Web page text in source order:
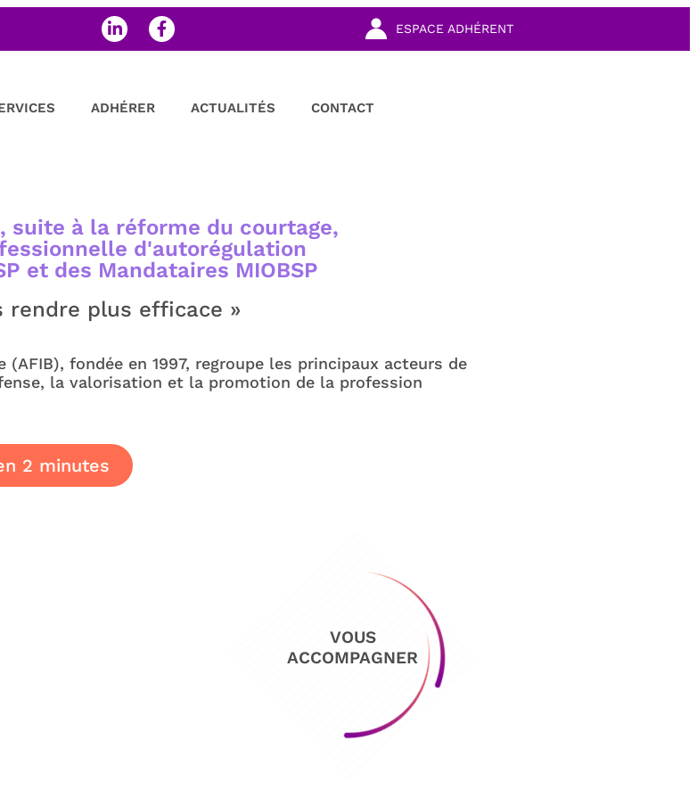
ESPACE ADHÉRENT
ADHÉRER ACTUALITÉS CONTACT
suite à la réforme du courtage,
d'autorégulation
et des Mandataires MIOBSP
rendre plus efficace »
fondée en 1997, regroupe les principaux acteurs de
la valorisation et la promotion de la profession
2 minutes
VOUS
ACCOMPAGNER